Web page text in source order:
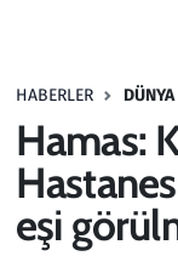
HABERLER DÜNYA
Hamas:
eşi
Haber
Kültür
Kurumsal